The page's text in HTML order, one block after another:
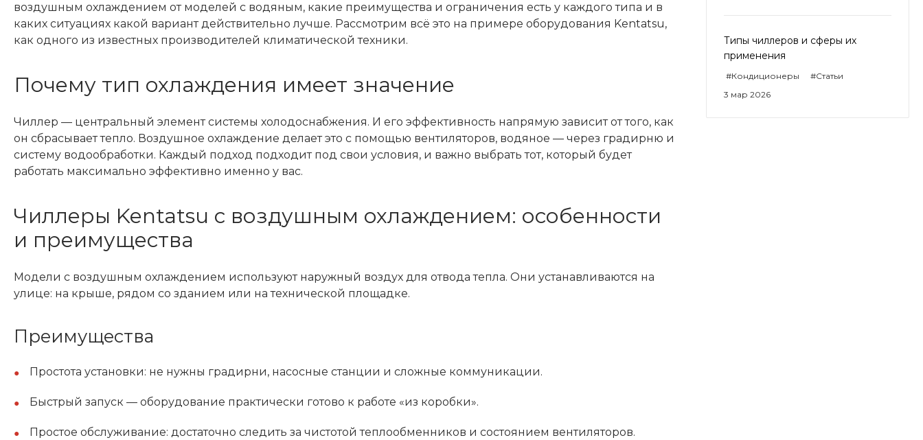
Типы чиллеров и сферы их
применения
#Кондиционеры
#Статьи
3 мар 2026
воздушным охлаждением от моделей с водяным, какие преимущества и ограничения есть у каждого типа и в
каких ситуациях какой вариант действительно лучше. Рассмотрим всё это на примере оборудования Kentatsu,
как одного из известных производителей климатической техники.
Почему тип охлаждения имеет значение
Чиллер — центральный элемент системы холодоснабжения. И его эффективность напрямую зависит от того, как
он сбрасывает тепло. Воздушное охлаждение делает это с помощью вентиляторов, водяное — через градирню и
систему водообработки. Каждый подход подходит под свои условия, и важно выбрать тот, который будет
работать максимально эффективно именно у вас.
Чиллеры Kentatsu с воздушным охлаждением: особенности
и преимущества
Модели с воздушным охлаждением используют наружный воздух для отвода тепла. Они устанавливаются на
улице: на крыше, рядом со зданием или на технической площадке.
Преимущества
Простота установки: не нужны градирни, насосные станции и сложные коммуникации.
Быстрый запуск — оборудование практически готово к работе «из коробки».
Простое обслуживание: достаточно следить за чистотой теплообменников и состоянием вентиляторов.